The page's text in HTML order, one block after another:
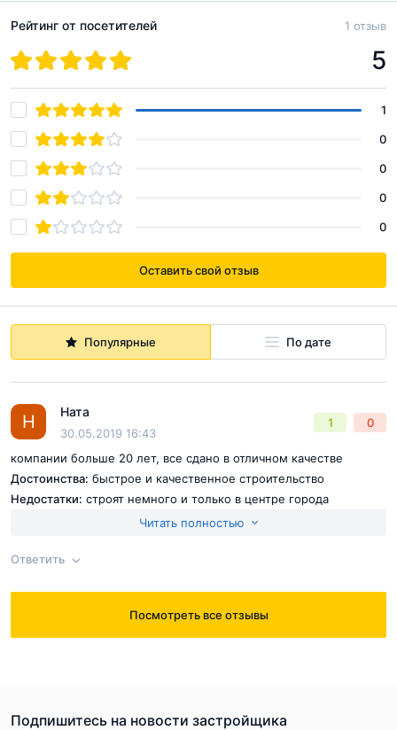
Оставить свой отзыв
Популярные По дате
Н Ната
30.05.2019 16:43
1 0
компании больше 20 лет, все сдано в отличном качестве
Достоинства: быстрое и качественное строительство
Недостатки: строят немного и только в центре города
Читать полностью
Ответить
@Ната
Посмотреть все отзывы
Рейтинг от посетителей 1 отзыв
5
1
0
0
0
0
Подпишитесь на новости застройщика